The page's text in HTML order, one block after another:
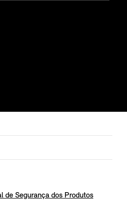
de Segurança dos Produtos